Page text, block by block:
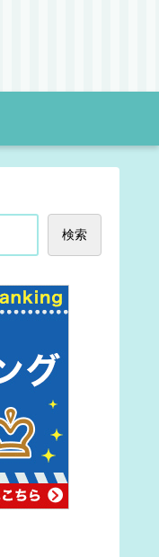
検索